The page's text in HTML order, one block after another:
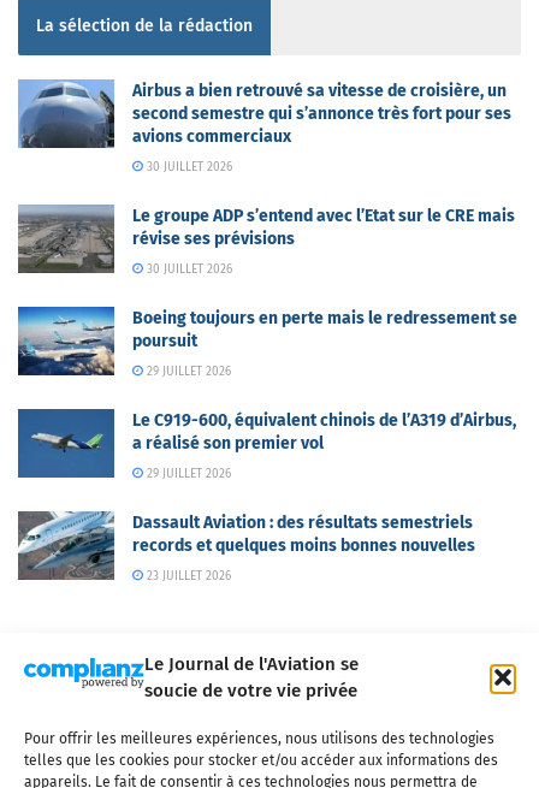
Le Journal de l'Aviation se
soucie de votre vie privée
Pour offrir les meilleures expériences, nous utilisons des technologies
telles que les cookies pour stocker et/ou accéder aux informations des
appareils. Le fait de consentir à ces technologies nous permettra de
La sélection de la rédaction
Airbus a bien retrouvé sa vitesse de croisière, un
second semestre qui s’annonce très fort pour ses
avions commerciaux
30 JUILLET 2026
Le groupe ADP s’entend avec l’Etat sur le CRE mais
révise ses prévisions
30 JUILLET 2026
Boeing toujours en perte mais le redressement se
poursuit
29 JUILLET 2026
Le C919-600, équivalent chinois de l’A319 d’Airbus,
a réalisé son premier vol
29 JUILLET 2026
Dassault Aviation : des résultats semestriels
records et quelques moins bonnes nouvelles
23 JUILLET 2026
Qui sommes-nous ? Nous contacter
Partenaires
Mentions légales
CGV Politique de confidentialité Cookies